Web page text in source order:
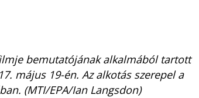
bemutatójának alkalmából tartott
május 19-én. Az alkotás szerepel a
(MTI/EPA/Ian Langsdon)